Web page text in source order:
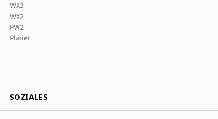
WX3
WX2
PW2
Planet
SOZIALES